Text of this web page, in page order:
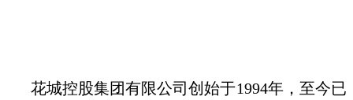
花城控股集团有限公司创始于1994年，至今已